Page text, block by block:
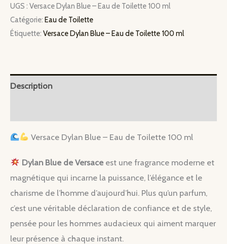
Versace
Dylan
Blue
de
UGS : Versace Dylan Blue – Eau de Toilette 100 ml
Catégorie: Eau de Toilette
Étiquette: Versace Dylan Blue – Eau de Toilette 100 ml
Description
Versace Dylan Blue – Eau de Toilette 100 ml
Dylan Blue de Versaceest une fragrance moderne et
magnétique qui incarne la puissance, l’élégance et le
charisme de l’homme d’aujourd’hui. Plus qu’un parfum,
c’est une véritable déclaration de confiance et de style,
pensée pour les hommes audacieux qui aiment marquer
leur présence à chaque instant.